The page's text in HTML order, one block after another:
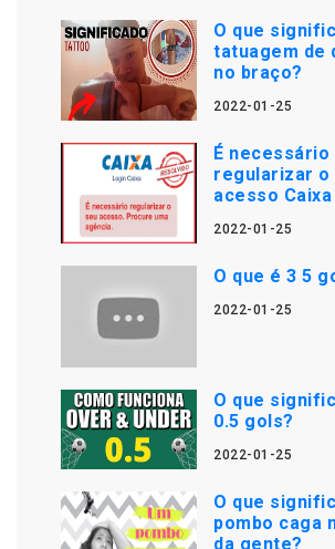
O que
tatuagem de
no braço?
2022-01-25
É necessário
regularizar o
acesso Caixa
2022-01-25
O que é 3 5
2022-01-25
O que
0.5 gols?
2022-01-25
O que
pombo caga
da gente?